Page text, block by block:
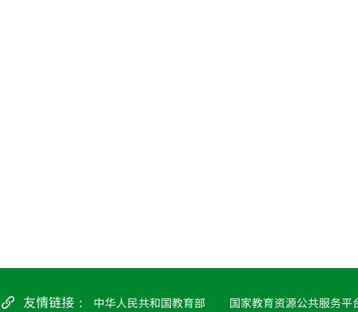
友情链接： 中华人民共和国教育部 国家教育资源公共服务平